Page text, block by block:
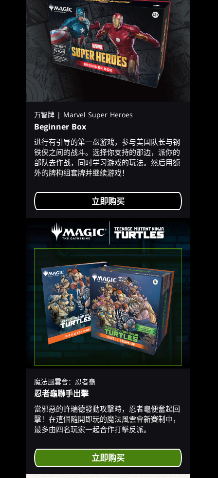
万智牌 | Marvel Super Heroes
Beginner Box
进行有引导的第一盘游戏，参与美国队长与钢
铁侠之间的战斗。选择你支持的那边，派你的
部队去作战，同时学习游戏的玩法。然后用额
外的牌构组套牌并继续游戏！
立即购买
魔法風雲會：忍者龜
忍者龜聯手出擊
當邪惡的許瑞德發動攻擊時，忍者龜便奮起回
擊！在這個隨開即玩的魔法風雲會新賽制中，
最多由四名玩家一起合作打擊反派。
立即购买